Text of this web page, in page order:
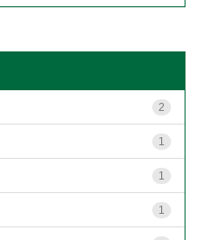
2
1
1
1